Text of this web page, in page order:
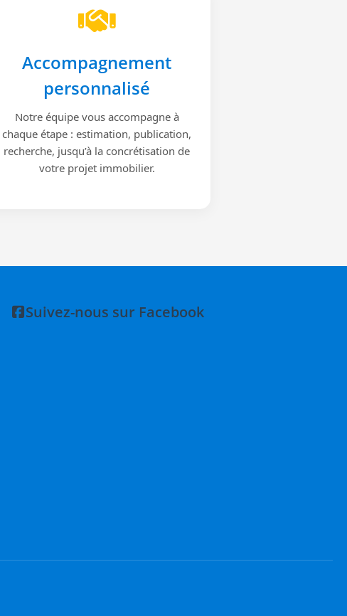
Accompagnement
personnalisé
Notre équipe vous accompagne à
chaque étape : estimation, publication,
recherche, jusqu’à la concrétisation de
votre projet immobilier.
Suivez-nous sur Facebook